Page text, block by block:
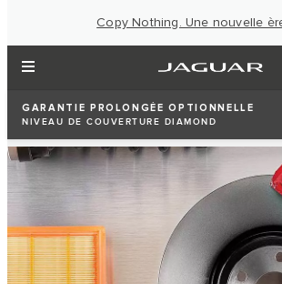
Copy Nothing. Une nouvelle
GARANTIE PROLONGÉE OPTIONNELLE
NIVEAU DE COUVERTURE DIAMOND